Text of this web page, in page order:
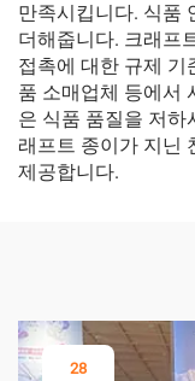
만족시킵니다. 식품
더해줍니다. 크래프
접촉에 대한 규제 기
품 소매업체 등에서
은 식품 품질을 저하
래프트 종이가 지닌
제공합니다.
28